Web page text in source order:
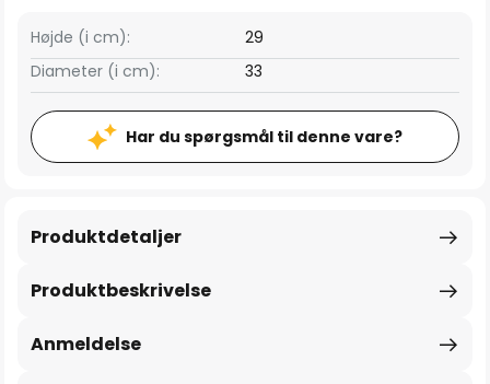
Højde (i cm):
29
Diameter (i cm):
33
Har du spørgsmål til denne vare?
Produktbeskrivelse
Produktdetaljer
Anmeldelse